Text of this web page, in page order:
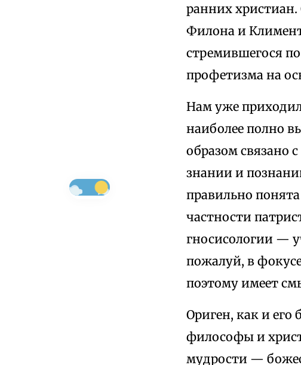
ранних христиан.
Филона и
стремившегося
профетизма на
Нам уже
наиболее полно
образом связано
знании и
правильно
частности
гносисологии —
пожалуй, в
поэтому имеет
Ориген, как и его
философы и
мудрости —